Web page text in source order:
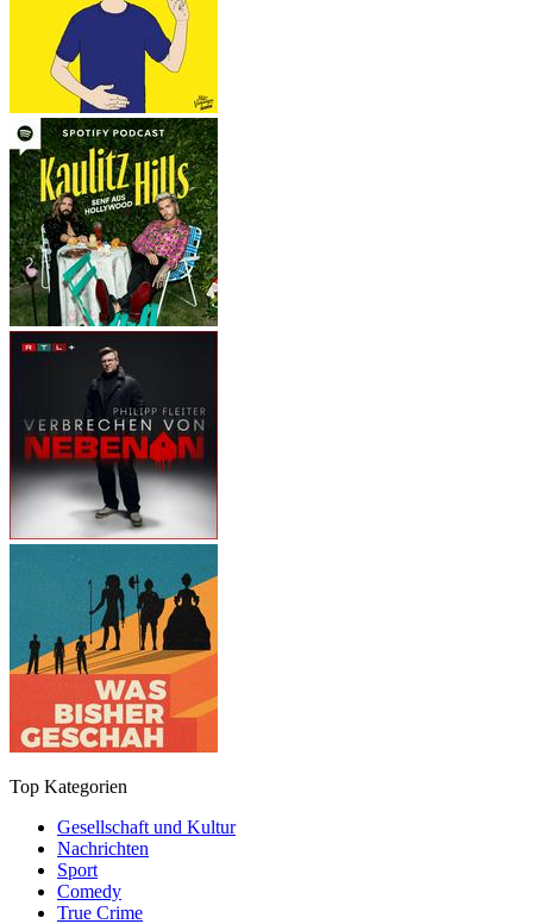
Top Kategorien
Gesellschaft und Kultur
Nachrichten
Sport
Comedy
True Crime